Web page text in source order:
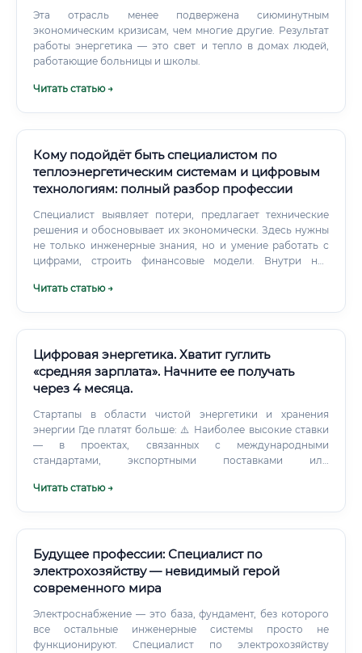
Эта отрасль менее подвержена сиюминутным
экономическим кризисам, чем многие другие. Результат
работы энергетика — это свет и тепло в домах людей,
работающие больницы и школы.
Читать статью →
Кому подойдёт быть специалистом по
теплоэнергетическим системам и цифровым
технологиям: полный разбор профессии
Специалист выявляет потери, предлагает технические
решения и обосновывает их экономически. Здесь нужны
не только инженерные знания, но и умение работать с
цифрами, строить финансовые модели. Внутри неё
каждое требует своего набора компетенций.
Читать статью →
Цифровая энергетика. Хватит гуглить
«средняя зарплата». Начните ее получать
через 4 месяца.
Стартапы в области чистой энергетики и хранения
энергии Где платят больше: ⚠️ Наиболее высокие ставки
— в проектах, связанных с международными
стандартами, экспортными поставками или
карьеру в цифровой энергетике 🚀 Пошаговый план для
Читать статью →
Будущее профессии: Специалист по
электрохозяйству — невидимый герой
современного мира
Электроснабжение — это база, фундамент, без которого
все остальные инженерные системы просто не
функционируют. Специалист по электрохозяйству